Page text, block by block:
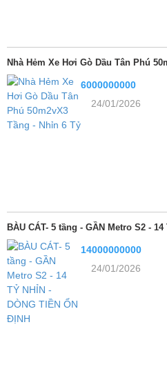
Nhà Hẻm Xe Hơi Gò Dầu Tân Phú
6000000000
24/01/2026
BÀU CÁT- 5 tầng - GẦN Metro S2 -
14000000000
24/01/2026